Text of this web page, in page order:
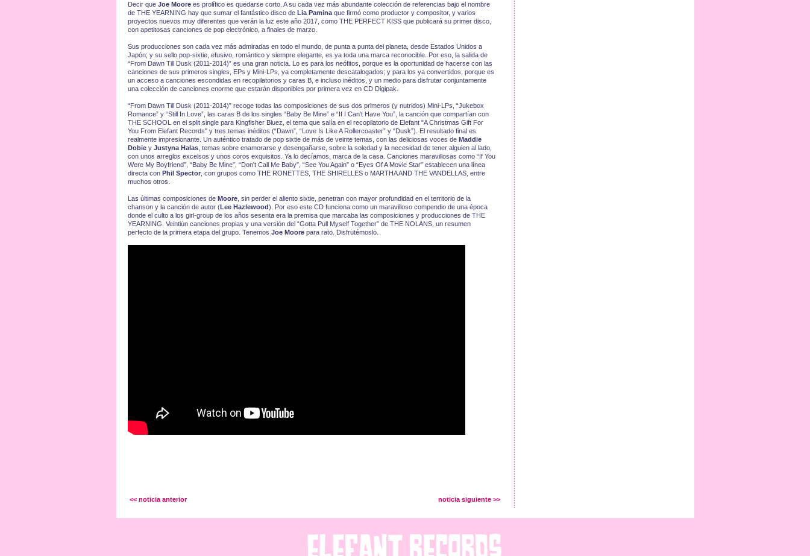
Decir que Joe Moorees prolífico es quedarse corto. A su cada vez más abundante colección de referencias bajo el nombre
de THE YEARNING hay que sumar el fantástico disco de Lia Paminaque firmó como productor y compositor, y varios
proyectos nuevos muy diferentes que verán la luz este año 2017, como THE PERFECT KISS que publicará su primer disco,
con apetitosas canciones de pop electrónico, a finales de marzo.
Sus producciones son cada vez más admiradas en todo el mundo, de punta a punta del planeta, desde Estados Unidos a
Japón; y su sello pop-sixtie, efusivo, romántico y siempre elegante, es ya toda una marca reconocible. Por eso, la salida de
“From Dawn Till Dusk (2011-2014)” es una gran noticia. Lo es para los neófitos, porque es la oportunidad de hacerse con las
canciones de sus primeros singles, EPs y Mini-LPs, ya completamente descatalogados; y para los ya convertidos, porque es
un acceso a canciones escondidas en recopilatorios y caras B, e incluso inéditos, y un medio para disfrutar conjuntamente
una colección de canciones enorme que estarán disponibles por primera vez en CD Digipak.
“From Dawn Till Dusk (2011-2014)” recoge todas las composiciones de sus dos primeros (y nutridos) Mini-LPs, “Jukebox
Romance” y “Still In Love”, las caras B de los singles “Baby Be Mine” e “If I Can't Have You”, la canción que compartían con
THE SCHOOL en el split single para Kingfisher Bluez, el tema que salía en el recopilatorio de Elefant "A Christmas Gift For
You From Elefant Records" y tres temas inéditos (“Dawn”, “Love Is Like A Rollercoaster” y “Dusk”). El resultado final es
realmente impresionante. Un auténtico tratado de pop sixtie de más de veinte temas, con las deliciosas voces de Maddie
Dobiey Justyna Halas, temas sobre enamorarse y desengañarse, sobre la soledad y la necesidad de tener alguien al lado,
con unos arreglos excelsos y unos coros exquisitos. Ya lo decíamos, marca de la casa. Canciones maravillosas como “If You
Were My Boyfriend”, “Baby Be Mine”, “Don't Call Me Baby”, “See You Again” o “Eyes Of A Movie Star” establecen una línea
directa con Phil Spector, con grupos como THE RONETTES, THE SHIRELLES o MARTHA AND THE VANDELLAS, entre
muchos otros.
Las últimas composiciones de Moore, sin perder el aliento sixtie, penetran con mayor profundidad en el territorio de la
chanson y la canción de autor (Lee Hazlewood). Por eso este CD funciona como un maravilloso compendio de una época
donde el culto a los girl-group de los años sesenta era la premisa que marcaba las composiciones y producciones de THE
YEARNING. Veintiún canciones propias y una versión del “Gotta Pull Myself Together” de THE NOLANS, un resumen
perfecto de la primera etapa del grupo. Tenemos Joe Moore para rato. Disfrutémoslo.
<< noticia anterior noticia siguiente >>